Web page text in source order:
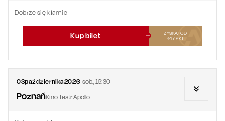
Dobrze się kłamie
Kup bilet
ZYSKAJ OD
447PKT
03października2026 sob.,16:30
PoznańKino Teatr Apollo